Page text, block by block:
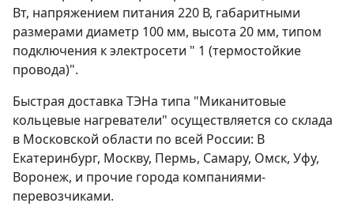
Вт, напряжением питания 220 В, габаритными
размерами диаметр 100 мм, высота 20 мм, типом
подключения к электросети " 1 (термостойкие
провода)".
Быстрая доставка ТЭНа типа "Миканитовые
кольцевые нагреватели" осуществляется со склада
в Московской области по всей России: В
Екатеринбург, Москву, Пермь, Самару, Омск, Уфу,
Воронеж, и прочие города компаниями-
перевозчиками.